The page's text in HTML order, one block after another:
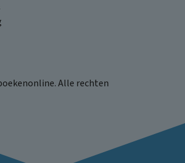
Alle rechten